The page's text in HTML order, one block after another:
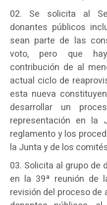
Se solicita al
donantes públicos
sean parte de las
voto, pero que
contribución de al
actual ciclo de
esta nueva
desarrollar un
representación en la
reglamento y los
la Junta y de los
Solicita al grupo de
en la 39ª reunión de
revisión del proceso de